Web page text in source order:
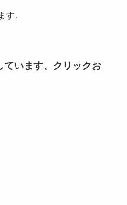
。
ています、クリックお